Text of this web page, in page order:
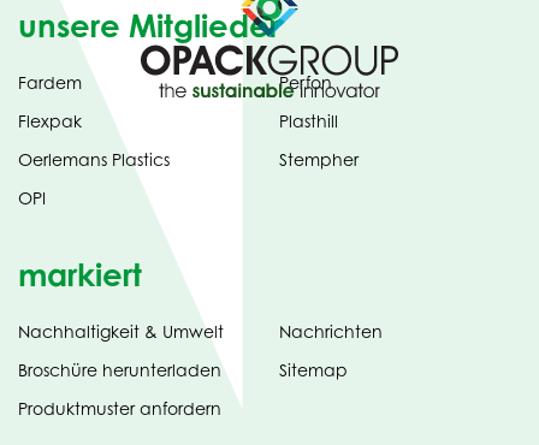
unsere Mitglieder
Fardem
Flexpak
Oerlemans Plastics
OPI
Perfon
Plasthill
Stempher
markiert
Nachhaltigkeit & Umwelt
Broschüre herunterladen(opens
in
new
Produktmuster anfordern
Nachrichten
Sitemap